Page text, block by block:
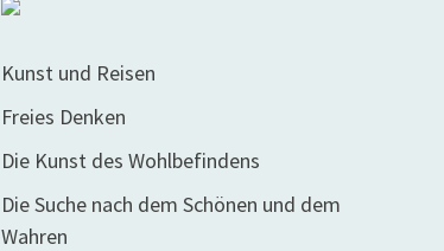
Kunst und Reisen
Freies Denken
Die Kunst des Wohlbefindens
Die Suche nach dem Schönen und dem
Wahren